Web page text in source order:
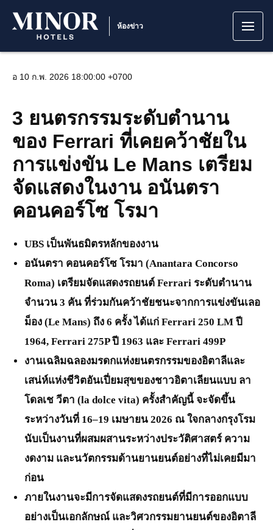
ห้องข่าว
อ 10 ก.พ. 2026 18:00:00 +0700
3 ยนตรกรรมระดับตำนาน
ของ Ferrari ที่เคยคว้าชัยใน
การแข่งขัน Le Mans เตรียม
จัดแสดงในงาน อนันตรา
คอนคอร์โซ โรมา
UBS เป็นพันธมิตรหลักของงาน
อนันตรา คอนคอร์โซ โรมา (Anantara Concorso
Roma) เตรียมจัดแสดงรถยนต์ Ferrari ระดับตำนาน
จำนวน 3 คัน ที่ร่วมกันคว้าชัยชนะจากการแข่งขันเลอ
ม็อง (Le Mans) ถึง 6 ครั้ง ได้แก่ Ferrari 250 LM ปี
1964, Ferrari 275P ปี 1963 และ Ferrari 499P
งานเฉลิมฉลองมรดกแห่งยนตรกรรมของอิตาลีและ
เสน่ห์แห่งชีวิตอันเปี่ยมสุขของชาวอิตาเลียนแบบ ลา
โดลเช วีตา (la dolce vita) ครั้งสำคัญนี้ จะจัดขึ้น
ระหว่างวันที่ 16–19 เมษายน 2026 ณ ใจกลางกรุงโรม
นับเป็นงานที่ผสมผสานระหว่างประวัติศาสตร์ ความ
งดงาม และนวัตกรรมด้านยานยนต์อย่างที่ไม่เคยมีมา
ก่อน
ภายในงานจะมีการจัดแสดงรถยนต์ที่มีการออกแบบ
อย่างเป็นเอกลักษณ์ และวิศวกรรมยานยนต์ของอิตาลี